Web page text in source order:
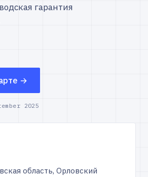
гарантия
→
2025
область, Орловский